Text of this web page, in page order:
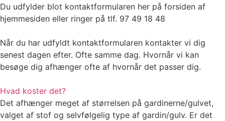
Du udfylder blot kontaktformularen her på forsiden af
hjemmesiden eller ringer på tlf. 97 49 18 48
Når du har udfyldt kontaktformularen kontakter vi dig
senest dagen efter. Ofte samme dag. Hvornår vi kan
besøge dig afhænger ofte af hvornår det passer dig.
Hvad koster det?
Det afhænger meget af størrelsen på gardinerne/gulvet,
valget af stof og selvfølgelig type af gardin/gulv. Er det